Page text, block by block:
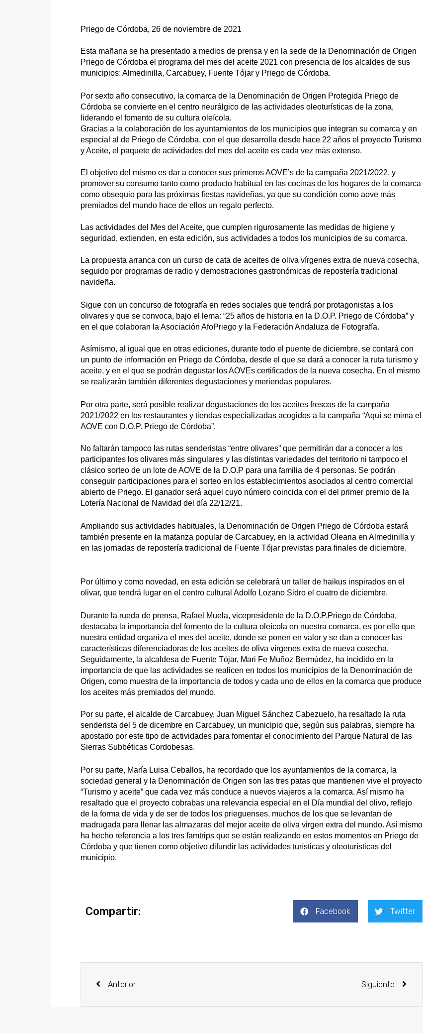
Priego de Córdoba, 26 de noviembre de 2021
Esta mañana se ha presentado a medios de prensa y en la sede de la Denominación de Origen
Priego de Córdoba el programa del mes del aceite 2021 con presencia de los alcaldes de sus
municipios: Almedinilla, Carcabuey, Fuente Tójar y Priego de Córdoba.
Por sexto año consecutivo, la comarca de la Denominación de Origen Protegida Priego de
Córdoba se convierte en el centro neurálgico de las actividades oleoturísticas de la zona,
liderando el fomento de su cultura oleícola.
Gracias a la colaboración de los ayuntamientos de los municipios que integran su comarca y en
especial al de Priego de Córdoba, con el que desarrolla desde hace 22 años el proyecto Turismo
y Aceite, el paquete de actividades del mes del aceite es cada vez más extenso.
El objetivo del mismo es dar a conocer sus primeros AOVE’s de la campaña 2021/2022, y
promover su consumo tanto como producto habitual en las cocinas de los hogares de la comarca
como obsequio para las próximas fiestas navideñas, ya que su condición como aove más
premiados del mundo hace de ellos un regalo perfecto.
Las actividades del Mes del Aceite, que cumplen rigurosamente las medidas de higiene y
seguridad, extienden, en esta edición, sus actividades a todos los municipios de su comarca.
La propuesta arranca con un curso de cata de aceites de oliva vírgenes extra de nueva cosecha,
seguido por programas de radio y demostraciones gastronómicas de repostería tradicional
navideña.
Sigue con un concurso de fotografía en redes sociales que tendrá por protagonistas a los
olivares y que se convoca, bajo el lema: “25 años de historia en la D.O.P. Priego de Córdoba” y
en el que colaboran la Asociación AfoPriego y la Federación Andaluza de Fotografía.
Asímismo, al igual que en otras ediciones, durante todo el puente de diciembre, se contará con
un punto de información en Priego de Córdoba, desde el que se dará a conocer la ruta turismo y
aceite, y en el que se podrán degustar los AOVEs certificados de la nueva cosecha. En el mismo
se realizarán también diferentes degustaciones y meriendas populares.
Por otra parte, será posible realizar degustaciones de los aceites frescos de la campaña
2021/2022 en los restaurantes y tiendas especializadas acogidos a la campaña “Aquí se mima el
AOVE con D.O.P. Priego de Córdoba”.
No faltarán tampoco las rutas senderistas “entre olivares” que permitirán dar a conocer a los
participantes los olivares más singulares y las distintas variedades del territorio ni tampoco el
clásico sorteo de un lote de AOVE de la D.O.P para una familia de 4 personas. Se podrán
conseguir participaciones para el sorteo en los establecimientos asociados al centro comercial
abierto de Priego. El ganador será aquel cuyo número coincida con el del primer premio de la
Lotería Nacional de Navidad del día 22/12/21.
Ampliando sus actividades habituales, la Denominación de Origen Priego de Córdoba estará
también presente en la matanza popular de Carcabuey, en la actividad Olearia en Almedinilla y
en las jornadas de repostería tradicional de Fuente Tójar previstas para finales de diciembre.
Por último y como novedad, en esta edición se celebrará un taller de haikus inspirados en el
olivar, que tendrá lugar en el centro cultural Adolfo Lozano Sidro el cuatro de diciembre.
Durante la rueda de prensa, Rafael Muela, vicepresidente de la D.O.P.Priego de Córdoba,
destacaba la importancia del fomento de la cultura oleícola en nuestra comarca, es por ello que
nuestra entidad organiza el mes del aceite, donde se ponen en valor y se dan a conocer las
características diferenciadoras de los aceites de oliva vírgenes extra de nueva cosecha.
Seguidamente, la alcaldesa de Fuente Tójar, Mari Fe Muñoz Bermúdez, ha incidido en la
importancia de que las actividades se realicen en todos los municipios de la Denominación de
Origen, como muestra de la importancia de todos y cada uno de ellos en la comarca que produce
los aceites más premiados del mundo.
Por su parte, el alcalde de Carcabuey, Juan Miguel Sánchez Cabezuelo, ha resaltado la ruta
senderista del 5 de dicembre en Carcabuey, un municipio que, según sus palabras, siempre ha
apostado por este tipo de actividades para fomentar el conocimiento del Parque Natural de las
Sierras Subbéticas Cordobesas.
Por su parte, María Luisa Ceballos, ha recordado que los ayuntamientos de la comarca, la
sociedad general y la Denominación de Origen son las tres patas que mantienen vive el proyecto
“Turismo y aceite” que cada vez más conduce a nuevos viajeros a la comarca. Así mismo ha
resaltado que el proyecto cobrabas una relevancia especial en el Día mundial del olivo, reflejo
de la forma de vida y de ser de todos los prieguenses, muchos de los que se levantan de
madrugada para llenar las almazaras del mejor aceite de oliva virgen extra del mundo. Así mismo
ha hecho referencia a los tres famtrips que se están realizando en estos momentos en Priego de
Córdoba y que tienen como objetivo difundir las actividades turísticas y oleoturísticas del
municipio.
Compartir: Facebook Twitter
Anterior Siguiente